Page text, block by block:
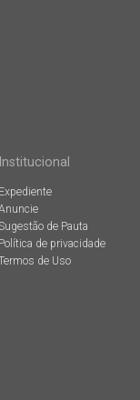
Institucional
Expediente
de Pauta
Política de privacidade
de Uso